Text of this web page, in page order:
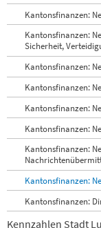
Kantonsfinanzen:
Kantonsfinanzen:
Sicherheit,
Kantonsfinanzen:
Kantonsfinanzen:
Kantonsfinanzen:
Kantonsfinanzen:
Kantonsfinanzen:
Kantonsfinanzen:
Kantonsfinanzen:
Kennzahlen Stadt